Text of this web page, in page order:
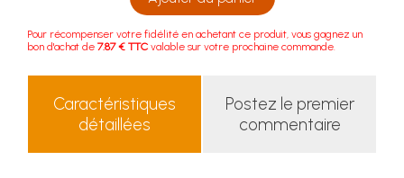
Pour récompenser votre fidélité en achetant ce produit, vous gagnez un
bon d'achat de 7.87 € TTC valable sur votre prochaine commande.
Caractéristiques
détaillées
Postez le premier
commentaire